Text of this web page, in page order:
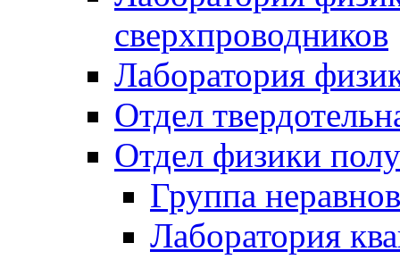
сверхпроводников
Лаборатория
Отдел
Отдел физики
Группа
Лаборатория